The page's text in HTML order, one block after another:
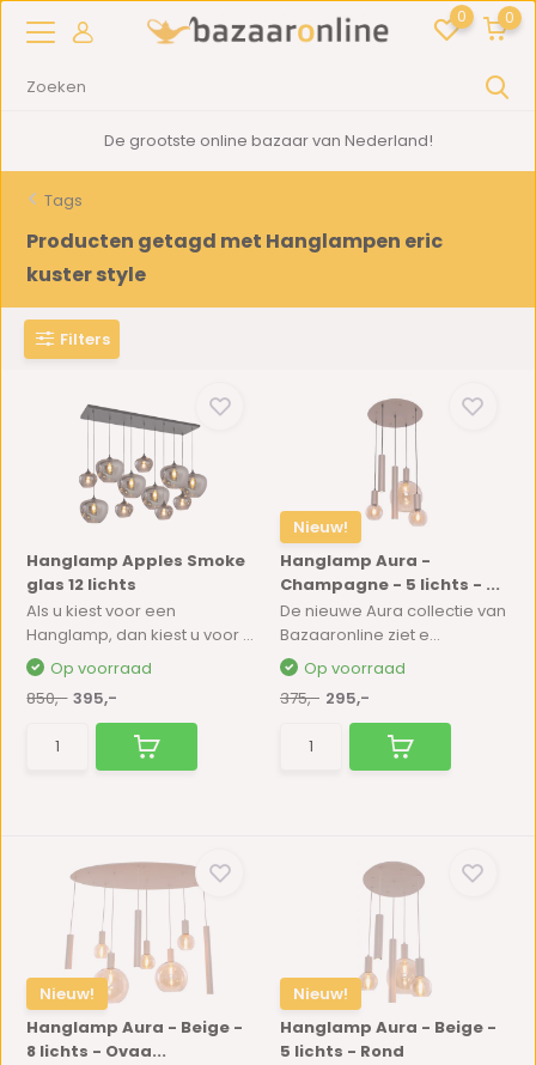
0 0
2000m2showroom in Woerden
Tags
Producten getagd met Hanglampen eric
kuster style
Filters
Hanglamp Apples Smoke
glas 12 lichts
Als u kiest voor een
Hanglamp, dan kiest u voor ...
Op voorraad
850,- 395,-
Nieuw!
Hanglamp Aura -
Champagne - 5 lichts - ...
De nieuwe Aura collectie van
Bazaaronline ziet e...
Op voorraad
375,- 295,-
Nieuw!
Hanglamp Aura - Beige -
8 lichts - Ovaa...
Nieuw!
Hanglamp Aura - Beige -
5 lichts - Rond